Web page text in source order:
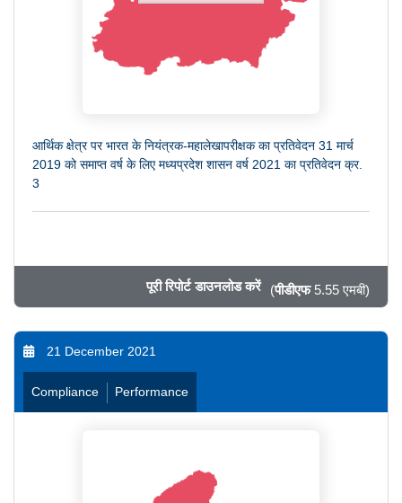
आर्थिक क्षेत्र पर भारत के नियंत्रक-महालेखापरीक्षक का प्रतिवेदन 31 मार्च
2019 को समाप्त वर्ष के लिए मध्यप्रदेश शासन वर्ष 2021 का प्रतिवेदन क्र.
3
पूरी रिपोर्ट डाउनलोड करें (पीडीएफ5.55 एमबी)
21 December 2021
Compliance Performance